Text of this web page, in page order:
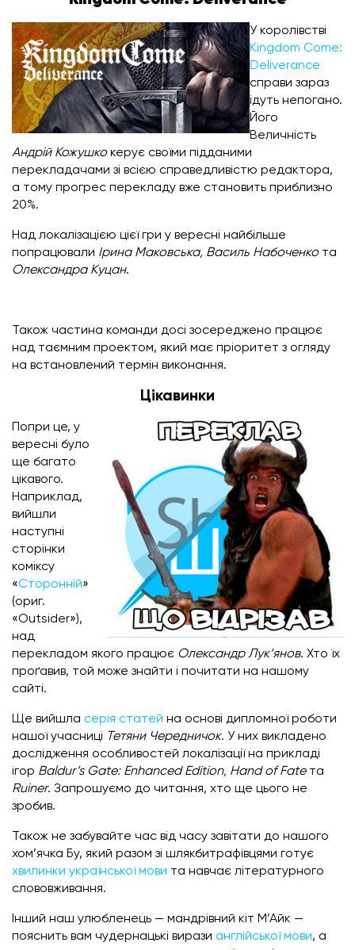
У королівстві
Kingdom Come:
Deliverance
справи зараз
ідуть непогано.
Його
Величність
Андрій Кожушкокерує своїми підданими
перекладачами зі всією справедливістю редактора,
а тому прогрес перекладу вже становить приблизно
20%.
Над локалізацією цієї гри у вересні найбільше
попрацювали Ірина Маковська, Василь Набоченко та
Олександра Куцан.
Також частина команди досі зосереджено працює
над таємним проектом, який має пріоритет з огляду
на встановлений термін виконання.
Цікавинки
Попри це, у
вересні було
ще багато
цікавого.
Наприклад,
вийшли
наступні
сторінки
коміксу
«Сторонній»
(ориг.
«Outsider»),
над
перекладом якого працює Олександр Лук’янов. Хто їх
проґавив, той може знайти і почитати на нашому
сайті.
Ще вийшла серія статей на основі дипломної роботи
нашої учасниці Тетяни Чередничок. У них викладено
дослідження особливостей локалізації на прикладі
ігор Baldur’s Gate: Enhanced Edition, Hand of Fate та
Ruiner. Запрошуємо до читання, хто ще цього не
зробив.
Також не забувайте час від часу завітати до нашого
хом’ячка Бу, який разом зі шлякбитрафівцями готує
хвилинки української мови та навчає літературного
слововживання.
Інший наш улюбленець — мандрівний кіт М’Айк —
пояснить вам чудернацькі вирази англійської мови, а